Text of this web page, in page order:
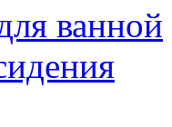
ванной